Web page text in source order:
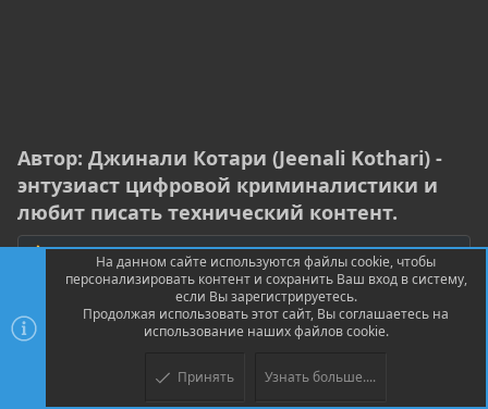
Автор: Джинали Котари (Jeenali Kothari) -
энтузиаст цифровой криминалистики и
любит писать технический контент.
к
ц
и
madargus_,ValKo,BlackHundredи ещё 3
Green Team
На данном сайте используются файлы cookie, чтобы
персонализировать контент и сохранить Ваш вход в систему,
если Вы зарегистрируетесь.
Продолжая использовать этот сайт, Вы соглашаетесь на
использование наших файлов cookie.
Принять Узнать больше....